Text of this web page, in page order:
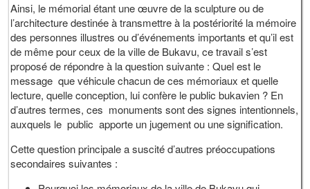
Ainsi, le mémorial étant une œuvre de la sculpture ou de
l’architecture destinée à transmettre à la postériorité la mémoire
des personnes illustres ou d’événements importants et qu’il est
de même pour ceux de la ville de Bukavu, ce travail s’est
proposé de répondre à la question suivante : Quel est le
message que véhicule chacun de ces mémoriaux et quelle
lecture, quelle conception, lui confère le public bukavien ? En
d’autres termes, ces monuments sont des signes intentionnels,
auxquels le public apporte un jugement ou une signification.
Cette question principale a suscité d’autres préoccupations
secondaires suivantes :